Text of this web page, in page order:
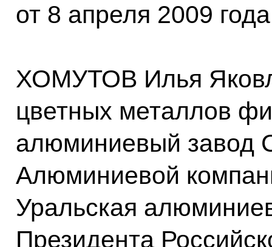
от 8 апреля 2009
ХОМУТОВ Илья
цветных металлов
алюминиевый завод
Алюминиевой
Уральская
Президента